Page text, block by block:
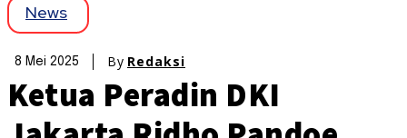
News
8 Mei 2025 By Redaksi
Ketua Peradin DKI